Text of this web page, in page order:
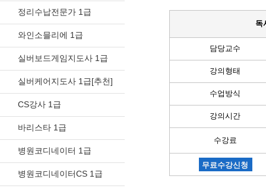
정리수납전문가 1급
와인소믈리에 1급
실버보드게임지도사 1급
실버케어지도사 1급[추천]
CS강사 1급
바리스타 1급
병원코디네이터 1급
병원코디네이터CS 1급
독
담당교수
강의형태
수업방식
강의시간
수강료
무료수강신청